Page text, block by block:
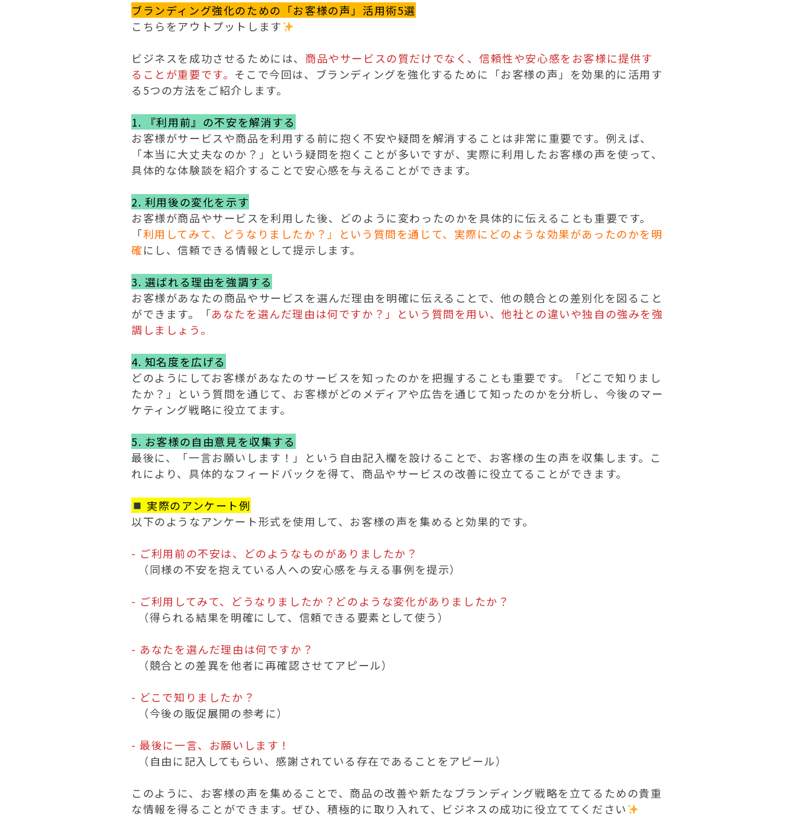
ブランディング強化のための「お客様の声」活用術5選
こちらをアウトプットします
ビジネスを成功させるためには、 商品やサービスの質だけでなく、信頼性や安心感をお客様に提供す
ることが重要です。 そこで今回は、ブランディングを強化するために「お客様の声」を効果的に活用す
る5つの方法をご紹介します。
1. 『利用前』の不安を解消する
お客様がサービスや商品を利用する前に抱く不安や疑問を解消することは非常に重要です。例えば、
「本当に大丈夫なのか？」という疑問を抱くことが多いですが、実際に利用したお客様の声を使って、
具体的な体験談を紹介することで安心感を与えることができます。
2. 利用後の変化を示す
お客様が商品やサービスを利用した後、どのように変わったのかを具体的に伝えることも重要です。
「利用してみて、どうなりましたか？」という質問を通じて、実際にどのような効果があったのかを明
確にし、信頼できる情報として提示します。
3. 選ばれる理由を強調する
お客様があなたの商品やサービスを選んだ理由を明確に伝えることで、他の競合との差別化を図ること
ができます。「あなたを選んだ理由は何ですか？」という質問を用い、他社との違いや独自の強みを強
調しましょう。
4. 知名度を広げる
どのようにしてお客様があなたのサービスを知ったのかを把握することも重要です。「どこで知りまし
たか？」という質問を通じて、お客様がどのメディアや広告を通じて知ったのかを分析し、今後のマー
ケティング戦略に役立てます。
5. お客様の自由意見を収集する
最後に、「一言お願いします！」という自由記入欄を設けることで、お客様の生の声を収集します。こ
れにより、具体的なフィードバックを得て、商品やサービスの改善に役立てることができます。
実際のアンケート例
以下のようなアンケート形式を使用して、お客様の声を集めると効果的です。
- ご利用前の不安は、どのようなものがありましたか？
- ご利用してみて、どうなりましたか？どのような変化がありましたか？
- あなたを選んだ理由は何ですか？
- どこで知りましたか？
- 最後に一言、お願いします！
このように、お客様の声を集めることで、商品の改善や新たなブランディング戦略を立てるための貴重
な情報を得ることができます。ぜひ、積極的に取り入れて、ビジネスの成功に役立ててください